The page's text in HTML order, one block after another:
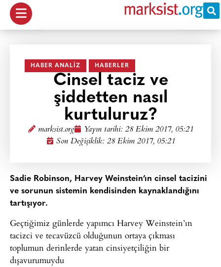
HABER ANALIZ HABERLER
Cinsel taciz ve
şiddetten nasıl
kurtuluruz?
marksist.org Yayın tarihi: 28 Ekim 2017, 05:21
Son Değişiklik: 28 Ekim 2017, 05:21
Sadie Robinson, Harvey Weinstein’ın cinsel tacizini
ve sorunun sistemin kendisinden kaynaklandığını
tartışıyor.
Geçtiğimiz günlerde yapımcı Harvey Weinstein’ın
tacizci ve tecavüzcü olduğunun ortaya çıkması
toplumun derinlerde yatan cinsiyetçiliğin bir
dışavurumuydu